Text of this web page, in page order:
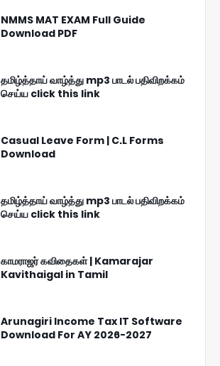
NMMS MAT EXAM Full Guide
Download PDF
தமிழ்த்தாய் வாழ்த்து mp3 பாடல் பதிவிறக்கம்
செய்ய click this link
Casual Leave Form | C.L Forms
Download
தமிழ்த்தாய் வாழ்த்து mp3 பாடல் பதிவிறக்கம்
செய்ய click this link
காமராஜர் கவிதைகள் | Kamarajar
Kavithaigal in Tamil
Arunagiri Income Tax IT Software
Download For AY 2026-2027